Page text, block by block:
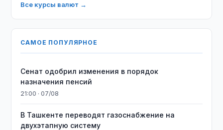
Все курсы валют →
САМОЕ ПОПУЛЯРНОЕ
Сенат одобрил изменения в порядок
назначения пенсий
21:00 · 07/08
В Ташкенте переводят газоснабжение на
двухэтапную систему